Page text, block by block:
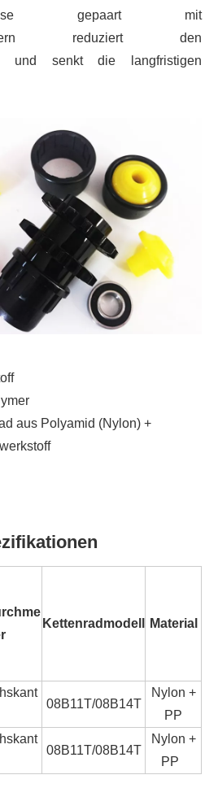
gepaart mit
reduziert den
und senkt die langfristigen
aus Polyamid (Nylon) +
Kettenradmodell Material
08B11T/08B14T
Nylon +
PP
08B11T/08B14T
Nylon +
PP